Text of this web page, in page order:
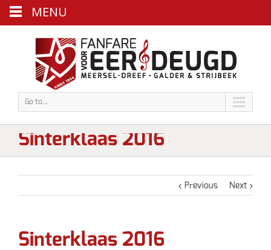
Go to...
Sinterklaas 2016
Previous Next
Sinterklaas 2016
MENU